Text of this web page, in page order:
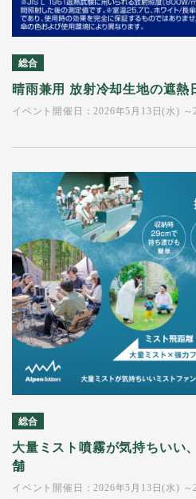
総合
晴雨兼用 放射冷却生地の遮熱
イベント開催日：2026年5月13日(水)
総合
大量ミスト噴霧が気持ちいい
舗
イベント開催日：2026年5月13日(水)